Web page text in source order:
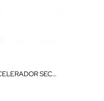
CURL EXPRESSION SPRAY ACELERADOR SECADO 150ML